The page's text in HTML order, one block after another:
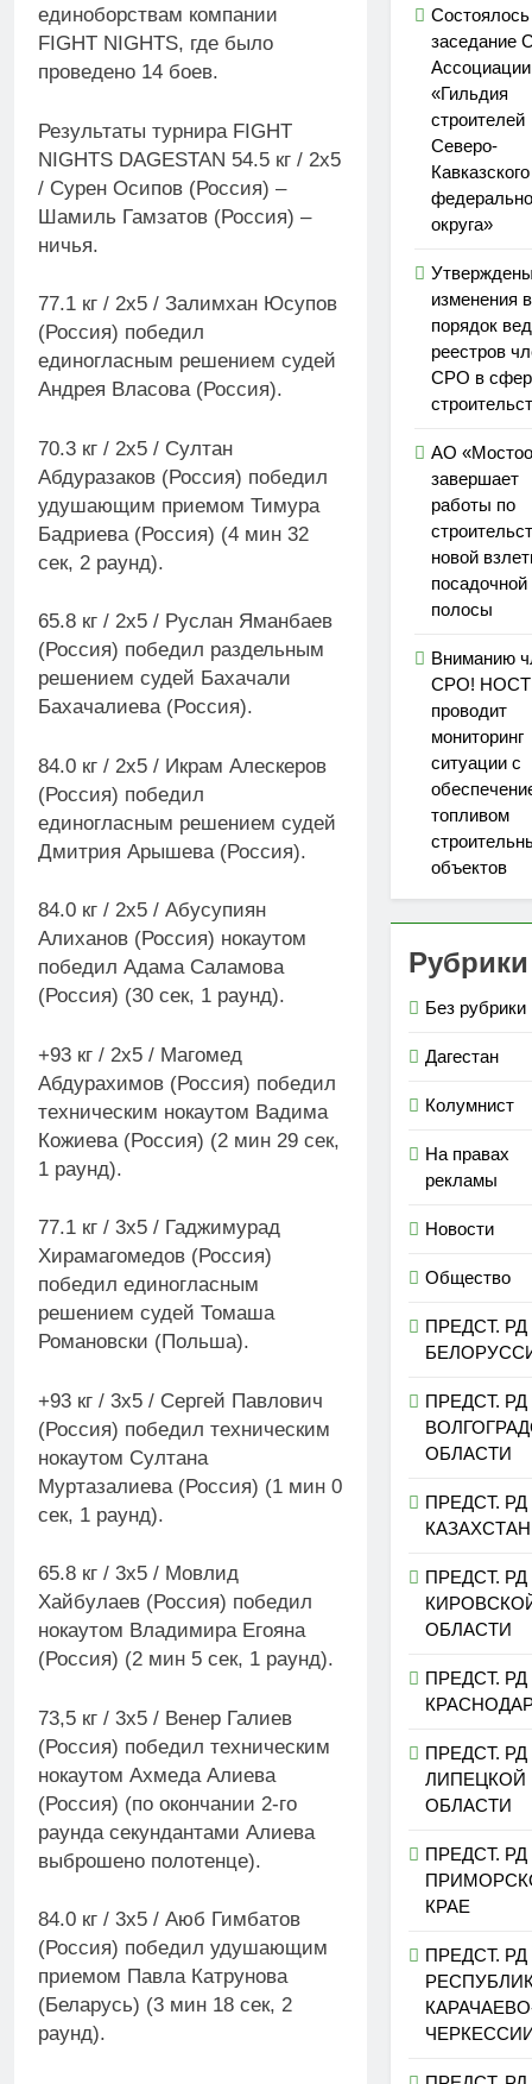
единоборствам компании
FIGHT NIGHTS, где было
проведено 14 боев.
Результаты турнира FIGHT
NIGHTS DAGESTAN 54.5 кг / 2х5
/ Сурен Осипов (Россия) –
Шамиль Гамзатов (Россия) –
ничья.
77.1 кг / 2х5 / Залимхан Юсупов
(Россия) победил
единогласным решением судей
Андрея Власова (Россия).
70.3 кг / 2х5 / Султан
Абдуразаков (Россия) победил
удушающим приемом Тимура
Бадриева (Россия) (4 мин 32
сек, 2 раунд).
65.8 кг / 2х5 / Руслан Яманбаев
(Россия) победил раздельным
решением судей Бахачали
Бахачалиева (Россия).
84.0 кг / 2х5 / Икрам Алескеров
(Россия) победил
единогласным решением судей
Дмитрия Арышева (Россия).
84.0 кг / 2х5 / Абусупиян
Алиханов (Россия) нокаутом
победил Адама Саламова
(Россия) (30 сек, 1 раунд).
+93 кг / 2х5 / Магомед
Абдурахимов (Россия) победил
техническим нокаутом Вадима
Кожиева (Россия) (2 мин 29 сек,
1 раунд).
77.1 кг / 3х5 / Гаджимурад
Хирамагомедов (Россия)
победил единогласным
решением судей Томаша
Романовски (Польша).
+93 кг / 3х5 / Сергей Павлович
(Россия) победил техническим
нокаутом Султана
Муртазалиева (Россия) (1 мин 0
сек, 1 раунд).
65.8 кг / 3х5 / Мовлид
Хайбулаев (Россия) победил
нокаутом Владимира Егояна
(Россия) (2 мин 5 сек, 1 раунд).
73,5 кг / 3х5 / Венер Галиев
(Россия) победил техническим
нокаутом Ахмеда Алиева
(Россия) (по окончании 2-го
раунда секундантами Алиева
выброшено полотенце).
84.0 кг / 3х5 / Аюб Гимбатов
(Россия) победил удушающим
приемом Павла Катрунова
(Беларусь) (3 мин 18 сек, 2
раунд).
Состоялось
заседание
«Гильдия
строителей
Северо-
Кавказского
округа»
изменения в
порядок
реестров
СРО в
АО
завершает
работы по
новой
посадочной
полосы
Вниманию
СРО!
проводит
мониторинг
ситуации с
топливом
объектов
Рубрики
Без рубрики
Дагестан
Колумнист
На правах
рекламы
Новости
Общество
ПРЕДСТ. РД
ПРЕДСТ. РД
ОБЛАСТИ
ПРЕДСТ. РД
ПРЕДСТ. РД
ОБЛАСТИ
ПРЕДСТ. РД
ПРЕДСТ. РД
ЛИПЕЦКОЙ
ОБЛАСТИ
ПРЕДСТ. РД
КРАЕ
ПРЕДСТ. РД